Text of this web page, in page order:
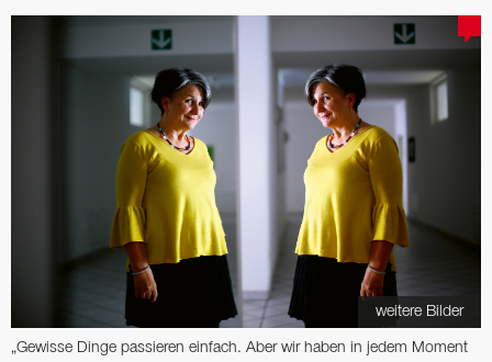
weitere Bilder
„Gewisse Dinge passieren einfach. Aber wir haben in jedem Moment